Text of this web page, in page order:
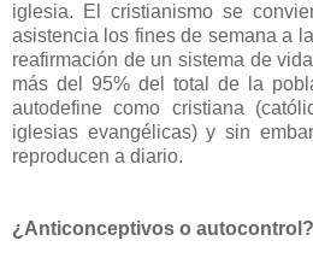
iglesia. El cristianismo se
asistencia los fines de semana a
reafirmación de un sistema de
más del 95% del total de la
autodefine como cristiana
iglesias evangélicas) y sin
reproducen a diario.
¿Anticonceptivos o autocontrol?